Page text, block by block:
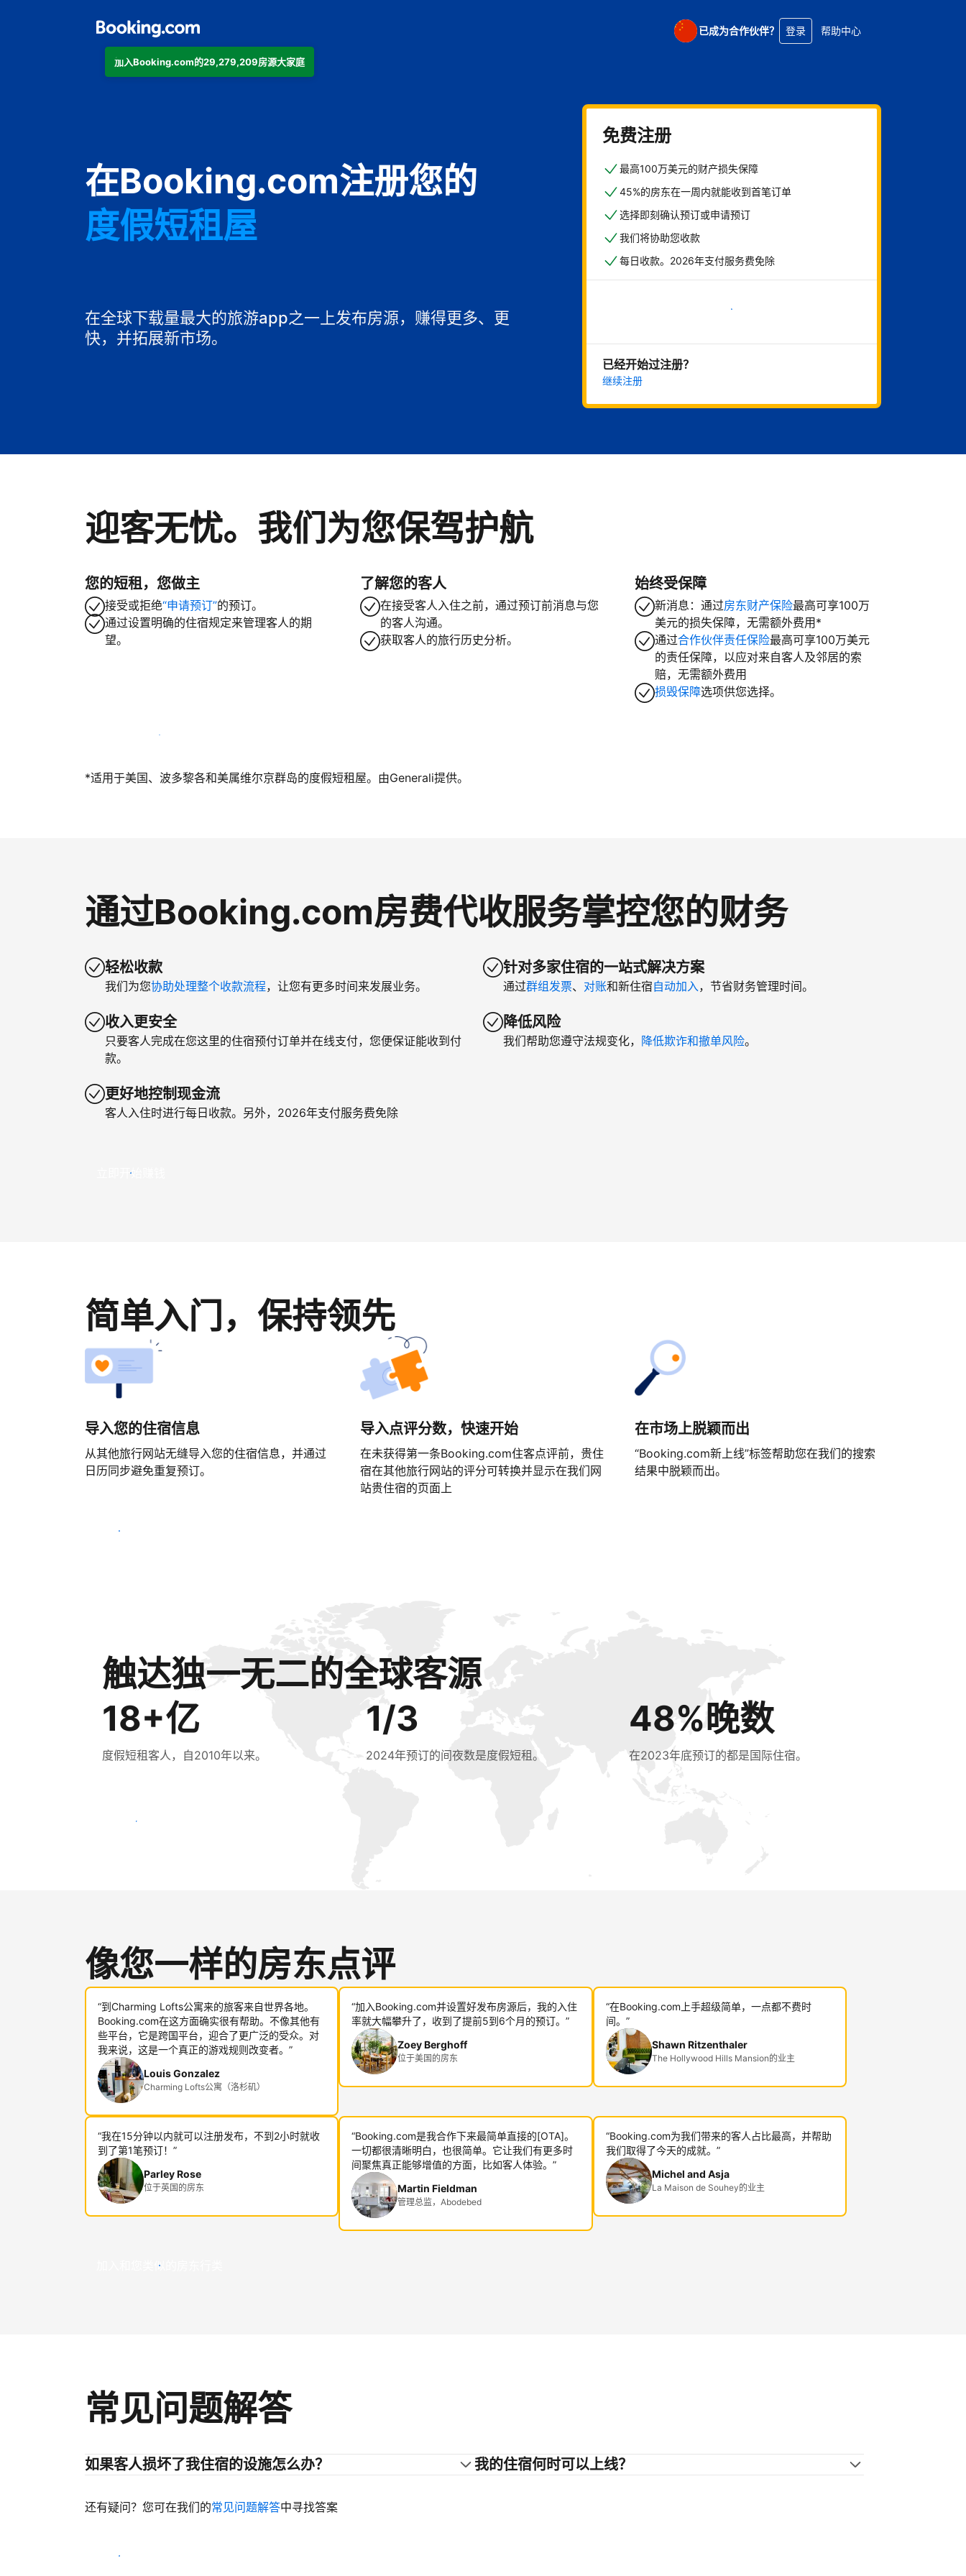
加入Booking.com的29,279,209房源大家庭
已成为合作伙伴？ 登录 帮助中心
在Booking.com注册您的
度假短租屋
旅馆
在全球下载量最大的旅游app之一上发布房源，赚得更多、更
快，并拓展新市场。
免费注册
最高100万美元的财产损失保障
45%的房东在一周内就能收到首笔订单
选择即刻确认预订或申请预订
我们将协助您收款
每日收款。2026年支付服务费免除
立即开始
已经开始过注册？
继续注册
迎客无忧。我们为您保驾护航
您的短租，您做主
接受或拒绝“申请预订”的预订。
通过设置明确的住宿规定来管理客人的期
望。
了解您的客人
在接受客人入住之前，通过预订前消息与您
的客人沟通。
获取客人的旅行历史分析。
始终受保障
新消息：通过房东财产保险最高可享100万
美元的损失保障，无需额外费用*
通过合作伙伴责任保险最高可享100万美元
的责任保障，以应对来自客人及邻居的索
赔，无需额外费用
损毁保障选项供您选择。
立即与我们一起迎接客人
*适用于美国、波多黎各和美属维尔京群岛的度假短租屋。由Generali提供。
通过Booking.com房费代收服务掌控您的财务
轻松收款
我们为您协助处理整个收款流程，让您有更多时间来发展业务。
收入更安全
只要客人完成在您这里的住宿预付订单并在线支付，您便保证能收到付
款。
更好地控制现金流
客人入住时进行每日收款。另外，2026年支付服务费免除
针对多家住宿的一站式解决方案
通过群组发票、 对账和新住宿自动加入，节省财务管理时间。
降低风险
我们帮助您遵守法规变化， 降低欺诈和撤单风险。
立即开始赚钱
简单入门，保持领先
导入您的住宿信息
从其他旅行网站无缝导入您的住宿信息，并通过
日历同步避免重复预订。
导入点评分数，快速开始
在未获得第一条Booking.com住客点评前，贵住
宿在其他旅行网站的评分可转换并显示在我们网
站贵住宿的页面上
在市场上脱颖而出
“Booking.com新上线”标签帮助您在我们的搜索
结果中脱颖而出。
马上开始
触达独一无二的全球客源
18+亿
度假短租客人，自2010年以来。
1/3
2024年预订的间夜数是度假短租。
48%晚数
在2023年底预订的都是国际住宿。
立即触达新客人
像您一样的房东点评
“到Charming Lofts公寓来的旅客来自世界各地。
Booking.com在这方面确实很有帮助。不像其他有
些平台，它是跨国平台，迎合了更广泛的受众。对
我来说，这是一个真正的游戏规则改变者。”
Louis Gonzalez
Charming Lofts公寓（洛杉矶）
“加入Booking.com并设置好发布房源后，我的入住
率就大幅攀升了，收到了提前5到6个月的预订。”
Zoey Berghoff
位于美国的房东
“在Booking.com上手超级简单，一点都不费时
间。”
Shawn Ritzenthaler
The Hollywood Hills Mansion的业主
“我在15分钟以内就可以注册发布，不到2小时就收
到了第1笔预订！”
Parley Rose
位于英国的房东
“Booking.com是我合作下来最简单直接的[OTA]。
一切都很清晰明白，也很简单。它让我们有更多时
间聚焦真正能够增值的方面，比如客人体验。”
Martin Fieldman
管理总监，Abodebed
“Booking.com为我们带来的客人占比最高，并帮助
我们取得了今天的成就。”
Michel and Asja
La Maison de Souhey的业主
加入和您类似的房东行类
常见问题解答
如果客人损坏了我住宿的设施怎么办？ 我的住宿何时可以上线？
还有疑问？您可在我们的常见问题解答中寻找答案
开始迎客